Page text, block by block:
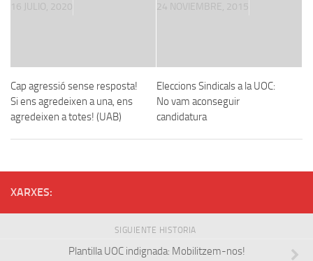
Cap agressió sense resposta!
Si ens agredeixen a una, ens
agredeixen a totes! (UAB)
16 JULIO, 2020
Eleccions Sindicals a la UOC:
No vam aconseguir
candidatura
24 NOVIEMBRE, 2015
XARXES:
SIGUIENTE HISTORIA
Plantilla UOC indignada: Mobilitzem-nos!